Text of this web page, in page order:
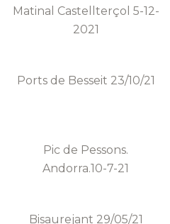
Matinal Castellterçol 5-12-
2021
Ports de Besseit 23/10/21
Pic de Pessons.
Andorra.10-7-21
Bisaurejant 29/05/21